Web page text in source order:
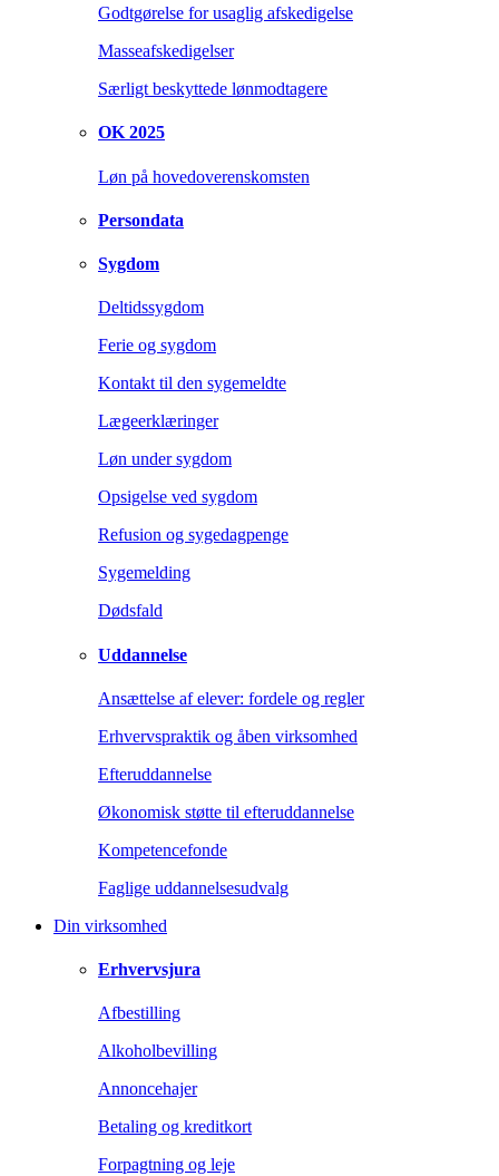
Godtgørelse for usaglig afskedigelse
Masseafskedigelser
Særligt beskyttede lønmodtagere
OK 2025
Løn på hovedoverenskomsten
Persondata
Sygdom
Deltidssygdom
Ferie og sygdom
Kontakt til den sygemeldte
Lægeerklæringer
Løn under sygdom
Opsigelse ved sygdom
Refusion og sygedagpenge
Sygemelding
Dødsfald
Uddannelse
Ansættelse af elever: fordele og regler
Erhvervspraktik og åben virksomhed
Efteruddannelse
Økonomisk støtte til efteruddannelse
Kompetencefonde
Faglige uddannelsesudvalg
Din virksomhed
Erhvervsjura
Afbestilling
Alkoholbevilling
Annoncehajer
Betaling og kreditkort
Forpagtning og leje